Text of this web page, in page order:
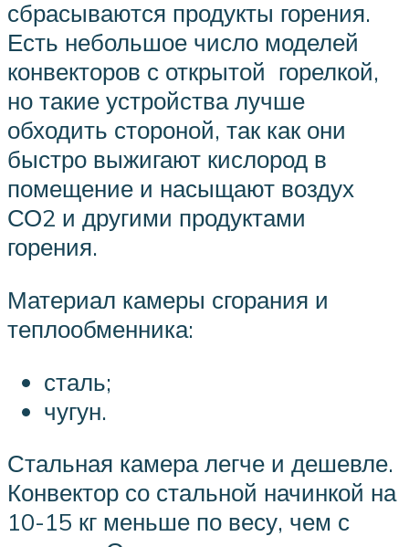
сбрасываются продукты горения.
Есть небольшое число моделей
конвекторов с открытой горелкой,
но такие устройства лучше
обходить стороной, так как они
быстро выжигают кислород в
помещение и насыщают воздух
СО2 и другими продуктами
горения.
Материал камеры сгорания и
теплообменника:
сталь;
чугун.
Стальная камера легче и дешевле.
Конвектор со стальной начинкой на
10-15 кг меньше по весу, чем с